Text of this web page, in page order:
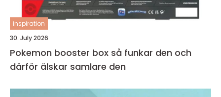
inspiration
30. July 2026
Pokemon booster box så funkar den och
därför älskar samlare den